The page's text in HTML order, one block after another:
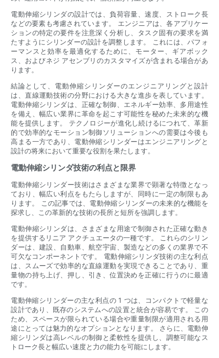
電動伸縮シリンダの設計では、負荷容量、速度、ストローク長
などの要素も考慮されています。 エンジニアは、各アプリケー
ションの特定の要件を注意深く分析し、タスク固有の要求を満
たすようにシリンダーの設計を調整します。 これには、パフォ
ーマンスと効率を最適化するために、モーター、ギアボック
ス、およびネジ アセンブリのカスタマイズが含まれる場合があ
ります。
結論として、電動伸縮シリンダーのエンジニアリングと設計
は、直線運動技術の分野における大きな進歩を表しています。
電動伸縮シリンダは、正確な制御、エネルギー効率、多用途性
を備え、幅広い業界に革命を起こす可能性を秘めた未来的な機
能を提供します。 テクノロジーが進化し続けるにつれて、革新
的で効率的なモーション制御ソリューションへの需要は今後も
高まる一方であり、電動伸縮シリンダーはエンジニアリングと
設計の将来において重要な役割を果たします。
電動伸縮シリンダ技術の利点と限界
電動伸縮シリンダー技術はさまざまな業界で顕著な特徴となっ
ており、幅広い利点をもたらしますが、同時に一定の制限もあ
ります。 この記事では、電動伸縮シリンダーの未来的な機能を
探求し、この革新的な技術の長所と短所を強調します。
電動伸縮シリンダは、さまざまな用途で制御された正確な動き
を提供するリニア アクチュエータの一種です。 これらのシリン
ダーは、建設、自動車、航空宇宙、製造などの多くの業界で不
可欠なコンポーネントです。 電動伸縮シリンダ技術の主な利点
は、スムーズで効率的な直線運動を実現できることであり、重
量物の持ち上げ、押し、引き、位置決めを正確に行うのに最適
です。
電動伸縮シリンダーの主な利点の 1 つは、コンパクトで軽量な
設計であり、既存のシステムへの設置と統合が容易です。 この
ため、スペースが限られている場合や重量制限が適用される用
途にとっては魅力的なオプションとなります。 さらに、電動伸
縮シリンダは高レベルの制御と柔軟性を提供し、調整可能なス
トローク長と幅広い速度と力の能力を可能にします。